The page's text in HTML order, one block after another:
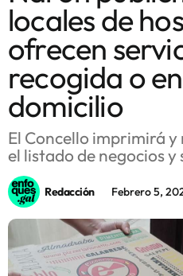
Tendencias
Memoria Histórica
Gastronomía
Escenarios
Sostenibilidad
locales de
ofrecen
recogida o
domicilio
El Concello imprimirá
el listado de negocios
Redacción Febrero 5,